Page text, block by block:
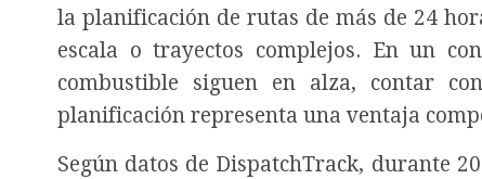
la planificación de rutas de más de 24
escala o trayectos complejos. En un
combustible siguen en alza, contar
planificación representa una ventaja
Según datos de DispatchTrack, durante